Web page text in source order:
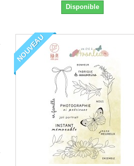
Disponible
NOUVEAU